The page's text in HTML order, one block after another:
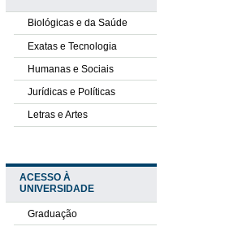
Biológicas e da Saúde
Exatas e Tecnologia
Humanas e Sociais
Jurídicas e Políticas
Letras e Artes
ACESSO À
UNIVERSIDADE
Graduação